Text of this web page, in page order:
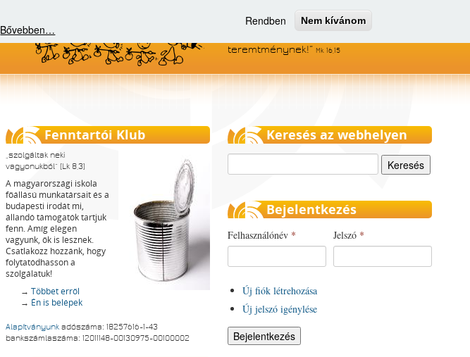
Bővebben…
Rendben Nem kívánom
Menjetek el az egész világra, és
teremtménynek!
Mk 16,15
Fenntartói Klub
szolgáltak neki
vagyonukból
(Lk 8,3)
A magyarországi iskola
főállású munkatársait és a
budapesti irodát mi,
állandó támogatók tartjuk
fenn. Amíg elegen
vagyunk, ők is lesznek.
Csatlakozz hozzánk, hogy
folytatódhasson a
szolgálatuk!
→ Többet erről
→ Én is belépek
Alapítványunk adószáma: 18257616-1-43
bankszámlaszáma: 12011148-00130975-00100002
Keresés az webhelyen
Bejelentkezés
Felhasználónév * Jelszó *
Új fiók létrehozása
Új jelszó igénylése